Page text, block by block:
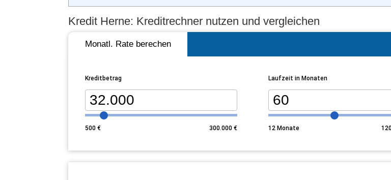
Kredit Herne: Kreditrechner nutzen und vergleichen
Monatl. Rate berechen
Kreditbetrag
500€ 300.000 €
Laufzeit in Monaten
12Monate